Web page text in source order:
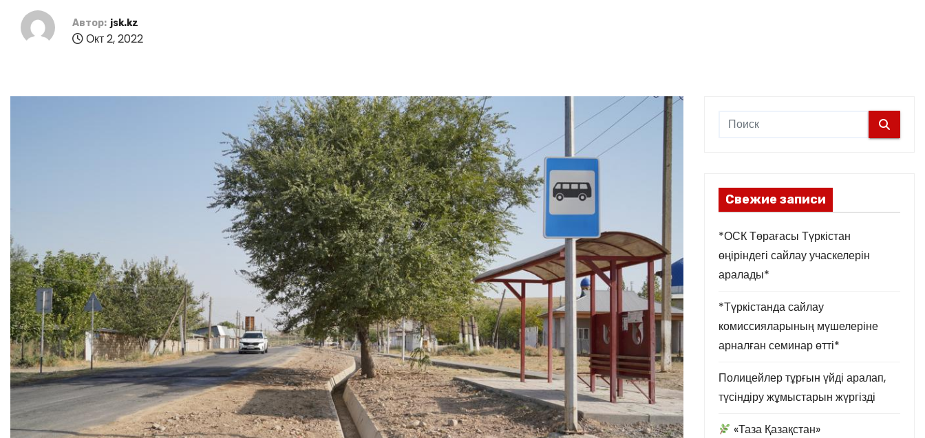
Автор: jsk.kz
Окт 2, 2022
Свежие записи
*ОСК Төрағасы Түркістан
өңіріндегі сайлау учаскелерін
аралады*
*Түркістанда сайлау
комиссияларының мүшелеріне
арналған семинар өтті*
Полицейлер тұрғын үйді аралап,
түсіндіру жұмыстарын жүргізді
«Таза Қазақстан»